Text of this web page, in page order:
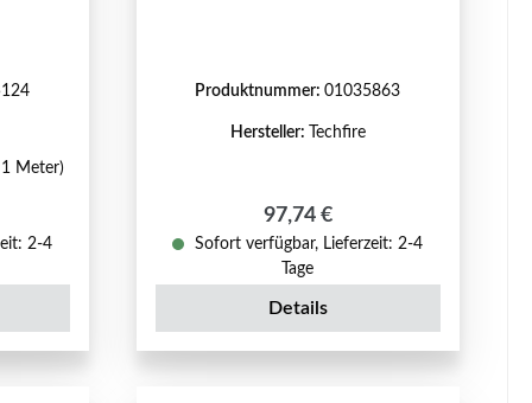
Meter)
2-4
Produktnummer:01035863
Hersteller: Techfire
Regulärer Preis:
97,74 €
Sofort verfügbar, Lieferzeit: 2-4
Tage
Details